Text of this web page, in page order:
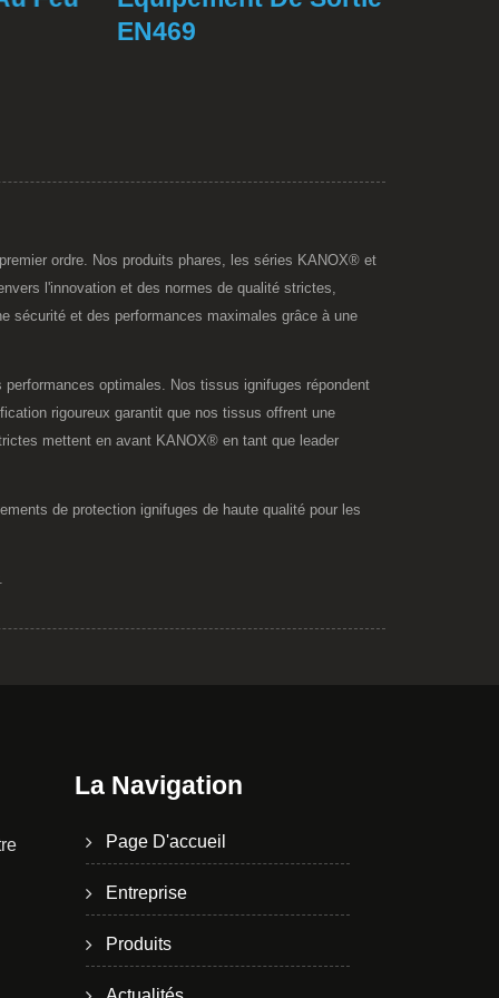
EN469
ordre. Nos produits phares, les séries KANOX® et
l'innovation et des normes de qualité strictes,
sécurité et des performances maximales grâce à une
optimales. Nos tissus ignifuges répondent
rigoureux garantit que nos tissus offrent une
mettent en avant KANOX® en tant que leader
de protection ignifuges de haute qualité pour les
.
La Navigation
Page D'accueil
Entreprise
Produits